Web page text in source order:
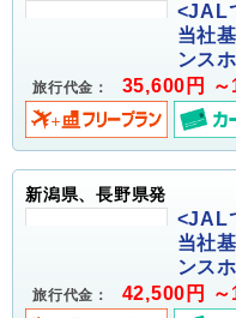
<JAL
当社
ンス
旅行代金： 35,600円 ～
新潟県、長野県発
<JAL
当社
ンス
旅行代金： 42,500円 ～